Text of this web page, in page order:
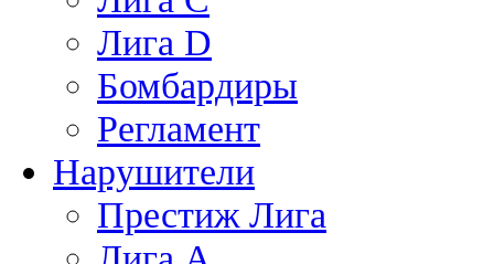
Лига D
Бомбардиры
Регламент
Нарушители
Престиж Лига